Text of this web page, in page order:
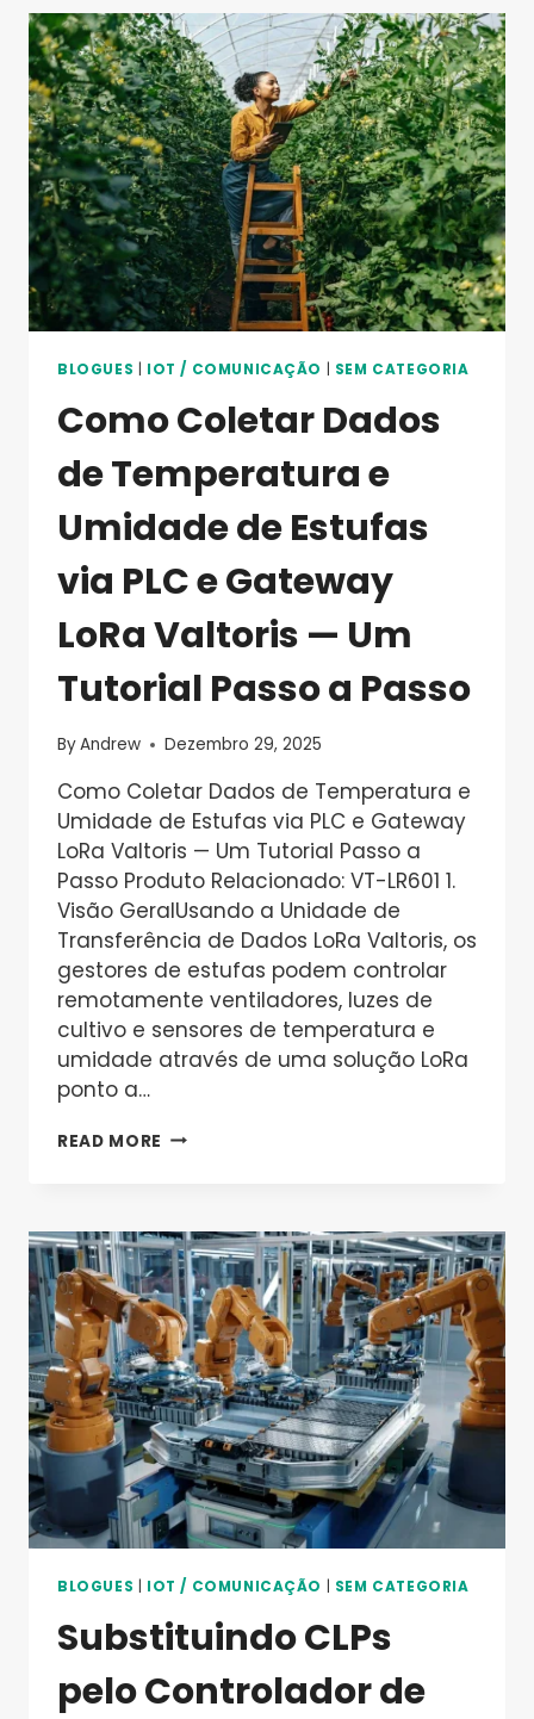
FIO
LORA
PARA
MONITORAMENTO
MODERNO
DE
FAZENDAS
DE
SUÍNOS
BLOGUES IOT / COMUNICAÇÃO SEM CATEGORIA
Como Coletar Dados
de Temperatura e
Umidade de Estufas
via PLC e Gateway
LoRa Valtoris — Um
Tutorial Passo a Passo
ByAndrew Dezembro 29, 2025
Como Coletar Dados de Temperatura e
Umidade de Estufas via PLC e Gateway
LoRa Valtoris — Um Tutorial Passo a
Passo Produto Relacionado: VT-LR601 1.
Visão GeralUsando a Unidade de
Transferência de Dados LoRa Valtoris, os
gestores de estufas podem controlar
remotamente ventiladores, luzes de
cultivo e sensores de temperatura e
umidade através de uma solução LoRa
ponto a…
READ MORE COMO
TEMPERATURA
E
UMIDADE
DE
ESTUFAS
VIA
PLC
E
GATEWAY
LORA
VALTORIS
—
UM
TUTORIAL
A
BLOGUES IOT / COMUNICAÇÃO SEM CATEGORIA
Substituindo CLPs
pelo Controlador de